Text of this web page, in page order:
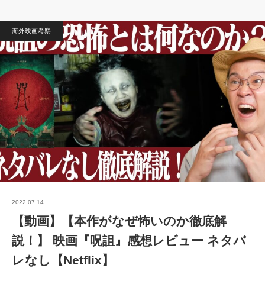
海外映画考察
2022.07.14
【動画】【本作がなぜ怖いのか徹底解
説！】 映画『呪詛』感想レビュー ネタバ
レなし【Netflix】